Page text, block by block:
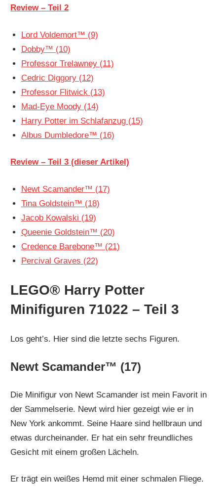
Review – Teil 2
Lord Voldemort™ (9)
Dobby™ (10)
Professor Trelawney (11)
Cedric Diggory (12)
Professor Flitwick (13)
Mad-Eye Moody (14)
Harry Potter im Schlafanzug (15)
Albus Dumbledore™ (16)
Review – Teil 3 (dieser Artikel)
Newt Scamander™ (17)
Tina Goldstein™ (18)
Jacob Kowalski (19)
Queenie Goldstein™ (20)
Credence Barebone™ (21)
Percival Graves (22)
LEGO® Harry Potter
Minifiguren 71022 – Teil 3
Los geht’s. Hier sind die letzte sechs Figuren.
Newt Scamander™ (17)
Die Minifigur von Newt Scamander ist mein Favorit in
der Sammelserie. Newt wird hier gezeigt wie er in
New York ankommt. Seine Haare sind hellbraun und
etwas durcheinander. Er hat ein sehr freundliches
Gesicht mit einem großen Lächeln.
Er trägt ein weißes Hemd mit einer schmalen Fliege.